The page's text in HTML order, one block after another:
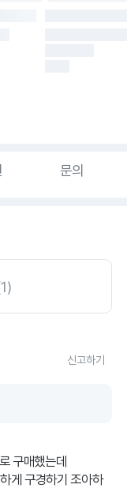
문의
1)
신고하기
구매했는데
게 구경하기 조아하